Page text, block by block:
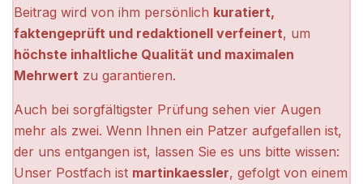
Beitrag wird von ihm persönlich kuratiert,
faktengeprüft und redaktionell verfeinert, um
höchste inhaltliche Qualität und maximalen
Mehrwert zu garantieren.
Auch bei sorgfältigster Prüfung sehen vier Augen
mehr als zwei. Wenn Ihnen ein Patzer aufgefallen ist,
der uns entgangen ist, lassen Sie es uns bitte wissen:
Unser Postfach ist martinkaessler, gefolgt von einem